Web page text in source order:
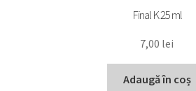
Final K 25 ml
7,00 lei
Adaugă în coș